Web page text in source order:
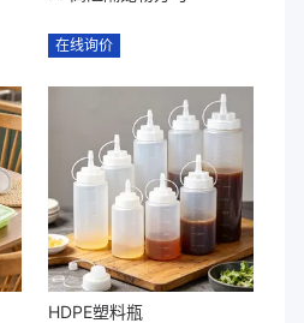
在线询价
HDPE塑料瓶